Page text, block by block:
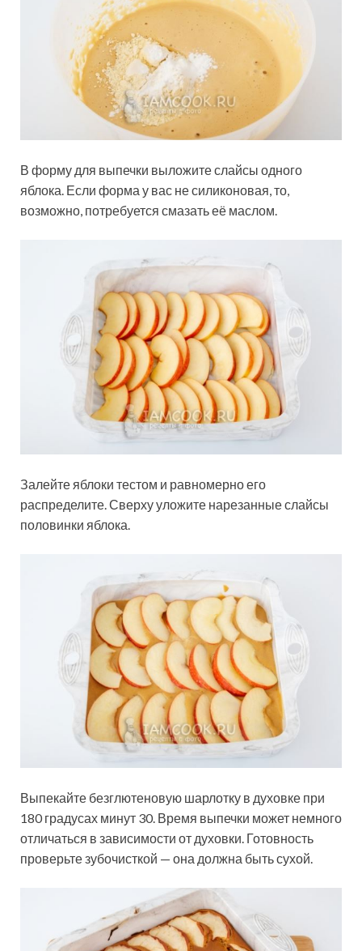
В форму для выпечки выложите слайсы одного
яблока. Если форма у вас не силиконовая, то,
возможно, потребуется смазать её маслом.
Залейте яблоки тестом и равномерно его
распределите. Сверху уложите нарезанные слайсы
половинки яблока.
Выпекайте безглютеновую шарлотку в духовке при
180 градусах минут 30. Время выпечки может немного
отличаться в зависимости от духовки. Готовность
проверьте зубочисткой — она должна быть сухой.